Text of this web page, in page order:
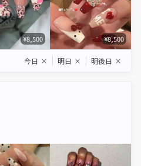
¥8,500 ¥8,500
今日 × 明日 × 明後日 ×